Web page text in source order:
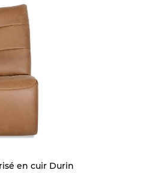
en cuir Durin